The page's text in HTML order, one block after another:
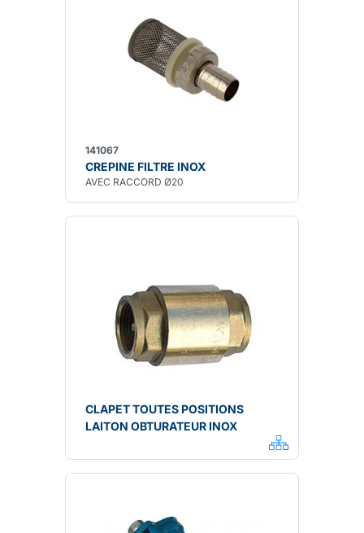
141067
CREPINE FILTRE INOX
AVEC RACCORD Ø20
CLAPET TOUTES POSITIONS
LAITON OBTURATEUR INOX